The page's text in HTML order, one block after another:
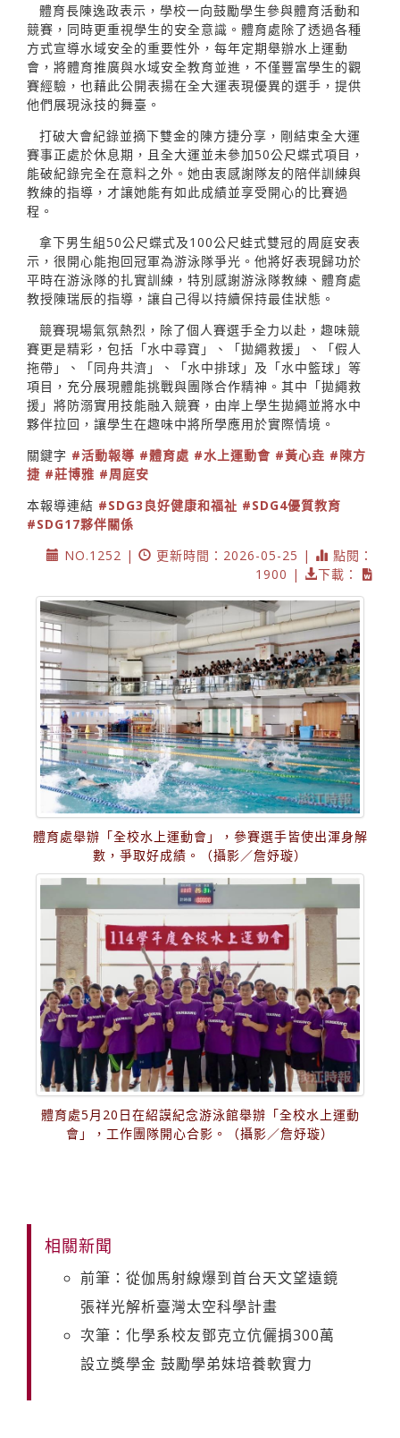
體育長陳逸政表示，學校一向鼓勵學生參與體育活動和
競賽，同時更重視學生的安全意識。體育處除了透過各種
方式宣導水域安全的重要性外，每年定期舉辦水上運動
會，將體育推廣與水域安全教育並進，不僅豐富學生的觀
賽經驗，也藉此公開表揚在全大運表現優異的選手，提供
他們展現泳技的舞臺。
打破大會紀錄並摘下雙金的陳方捷分享，剛結束全大運
賽事正處於休息期，且全大運並未參加50公尺蝶式項目，
能破紀錄完全在意料之外。她由衷感謝隊友的陪伴訓練與
教練的指導，才讓她能有如此成績並享受開心的比賽過
程。
拿下男生組50公尺蝶式及100公尺蛙式雙冠的周庭安表
示，很開心能抱回冠軍為游泳隊爭光。他將好表現歸功於
平時在游泳隊的扎實訓練，特別感謝游泳隊教練、體育處
教授陳瑞辰的指導，讓自己得以持續保持最佳狀態。
競賽現場氣氛熱烈，除了個人賽選手全力以赴，趣味競
賽更是精彩，包括「水中尋寶」、「拋繩救援」、「假人
拖帶」、「同舟共濟」、「水中排球」及「水中籃球」等
項目，充分展現體能挑戰與團隊合作精神。其中「拋繩救
援」將防溺實用技能融入競賽，由岸上學生拋繩並將水中
夥伴拉回，讓學生在趣味中將所學應用於實際情境。
關鍵字 #活動報導 #體育處 #水上運動會 #黃心垚 #陳方
捷 #莊博雅 #周庭安
本報導連結 #SDG3良好健康和福祉 #SDG4優質教育
#SDG17夥伴關係
NO.1252 |
更新時間：2026-05-25 |
點閱：
1900 |
下載：
體育處舉辦「全校水上運動會」，參賽選手皆使出渾身解
數，爭取好成績。（攝影／詹妤璇）
體育處5月20日在紹謨紀念游泳館舉辦「全校水上運動
會」，工作團隊開心合影。（攝影／詹妤璇）
相關新聞
前筆：從伽馬射線爆到首台天文望遠鏡
張祥光解析臺灣太空科學計畫
次筆：化學系校友鄧克立伉儷捐300萬
設立獎學金 鼓勵學弟妹培養軟實力